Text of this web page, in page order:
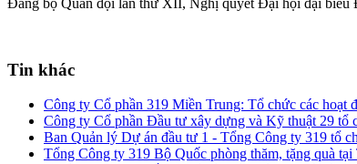
Đảng bộ Quân đội lần thứ XII, Nghị quyết Đại hội đại biểu
Tin khác
Công ty Cổ phần 319 Miền Trung: Tổ chức các hoạt
Công ty Cổ phần Đầu tư xây dựng và Kỹ thuật 29 tổ
Ban Quản lý Dự án đầu tư 1 - Tổng Công ty 319 tổ
Tổng Công ty 319 Bộ Quốc phòng thăm, tặng quà